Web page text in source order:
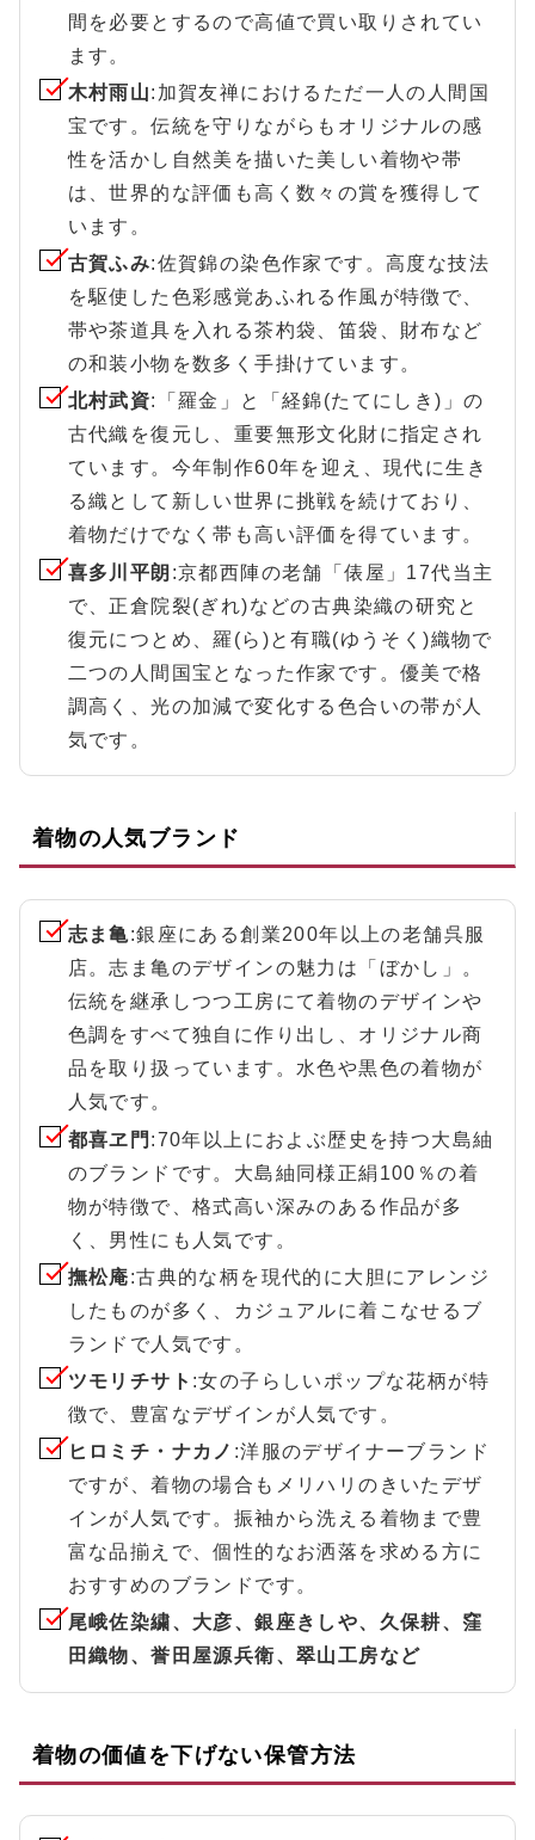
間を必要とするので高値で買い取りされてい
ます。
木村雨山:加賀友禅におけるただ一人の人間国
宝です。伝統を守りながらもオリジナルの感
性を活かし自然美を描いた美しい着物や帯
は、世界的な評価も高く数々の賞を獲得して
います。
古賀ふみ:佐賀錦の染色作家です。高度な技法
を駆使した色彩感覚あふれる作風が特徴で、
帯や茶道具を入れる茶杓袋、笛袋、財布など
の和装小物を数多く手掛けています。
北村武資:「羅金」と「経錦(たてにしき)」の
古代織を復元し、重要無形文化財に指定され
ています。今年制作60年を迎え、現代に生き
る織として新しい世界に挑戦を続けており、
着物だけでなく帯も高い評価を得ています。
喜多川平朗 :京都西陣の老舗「俵屋」17代当主
で、正倉院裂(ぎれ)などの古典染織の研究と
復元につとめ、羅(ら)と有職(ゆうそく)織物で
二つの人間国宝となった作家です。優美で格
調高く、光の加減で変化する色合いの帯が人
気です。
着物の人気ブランド
志ま亀:銀座にある創業200年以上の老舗呉服
店。志ま亀のデザインの魅力は「ぼかし」。
伝統を継承しつつ工房にて着物のデザインや
色調をすべて独自に作り出し、オリジナル商
品を取り扱っています。水色や黒色の着物が
人気です。
都喜ヱ門 :70年以上におよぶ歴史を持つ大島紬
のブランドです。大島紬同様正絹100％の着
物が特徴で、格式高い深みのある作品が多
く、男性にも人気です。
撫松庵:古典的な柄を現代的に大胆にアレンジ
したものが多く、カジュアルに着こなせるブ
ランドで人気です。
ツモリチサト :女の子らしいポップな花柄が特
徴で、豊富なデザインが人気です。
ヒロミチ・ナカノ :洋服のデザイナーブランド
ですが、着物の場合もメリハリのきいたデザ
インが人気です。振袖から洗える着物まで豊
富な品揃えで、個性的なお洒落を求める方に
おすすめのブランドです。
尾峨佐染繍、大彦、銀座きしや、久保耕、窪
田織物、誉田屋源兵衛、翠山工房など
着物の価値を下げない保管方法